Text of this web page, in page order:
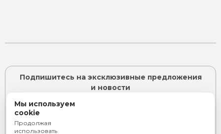
Подпишитесь на эксклюзивные предложения
и новости
Мы используем
cookie
Продолжая
использовать